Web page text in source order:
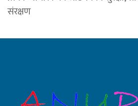
संरक्षण